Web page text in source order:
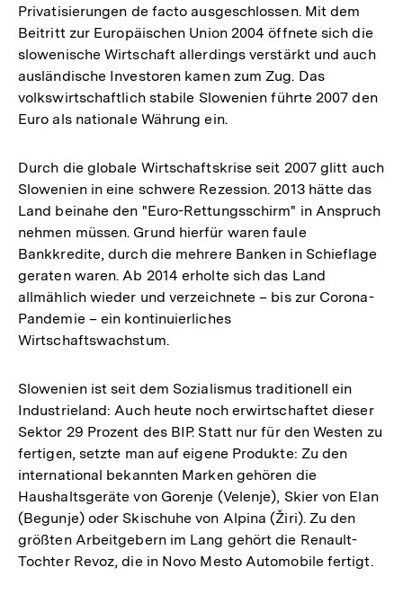
Privatisierungen de facto ausgeschlossen. Mit dem
Beitritt zur Europäischen Union 2004 öffnete sich die
slowenische Wirtschaft allerdings verstärkt und auch
ausländische Investoren kamen zum Zug. Das
volkswirtschaftlich stabile Slowenien führte 2007 den
Euro als nationale Währung ein.
Durch die globale Wirtschaftskrise seit 2007 glitt auch
Slowenien in eine schwere Rezession. 2013 hätte das
Land beinahe den "Euro-Rettungsschirm" in Anspruch
nehmen müssen. Grund hierfür waren faule
Bankkredite, durch die mehrere Banken in Schieflage
geraten waren. Ab 2014 erholte sich das Land
allmählich wieder und verzeichnete – bis zur Corona-
Pandemie – ein kontinuierliches
Wirtschaftswachstum.
Slowenien ist seit dem Sozialismus traditionell ein
Industrieland: Auch heute noch erwirtschaftet dieser
Sektor 29 Prozent des BIP. Statt nur für den Westen zu
fertigen, setzte man auf eigene Produkte: Zu den
international bekannten Marken gehören die
Haushaltsgeräte von Gorenje (Velenje), Skier von Elan
(Begunje) oder Skischuhe von Alpina (Žiri). Zu den
größten Arbeitgebern im Lang gehört die Renault-
Tochter Revoz, die in Novo Mesto Automobile fertigt.